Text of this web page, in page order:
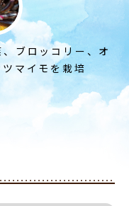
ブロッコリー、オ
マイモを栽培